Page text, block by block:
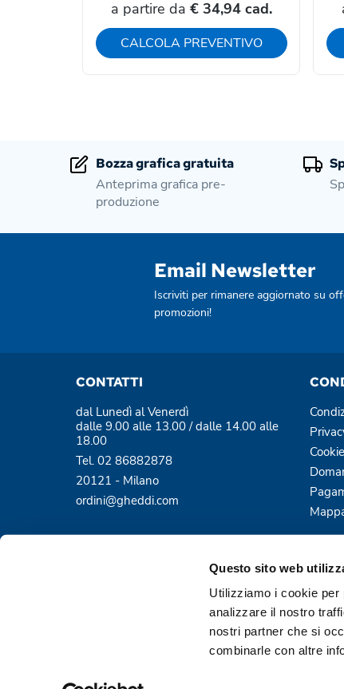
Questo sito web
Utilizziamo i cookie per
analizzare il nostro
nostri partner che si
combinarle con altre
a partire da € 34,94 cad.
CALCOLA PREVENTIVO
Bozza grafica gratuita
Anteprima grafica pre-
produzione
Email Newsletter
Iscriviti per rimanere aggiornato su
promozioni!
CONTATTI
dal Lunedì al Venerdì
dalle 9.00 alle 13.00 / dalle 14.00 alle
18.00
Tel. 02 86882878
20121 - Milano
ordini@gheddi.com
Cookie
Pagamenti sicuri e protetti